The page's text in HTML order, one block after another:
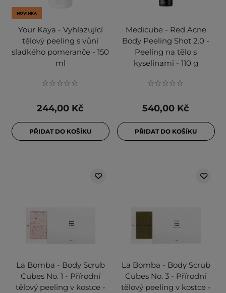
NOVINKA
Your Kaya - Vyhlazující
tělový peeling s vůní
sladkého pomeranče - 150
ml
244,00 Kč
PŘIDAT DO KOŠÍKU
Medicube - Red Acne
Body Peeling Shot 2.0 -
Peeling na tělo s
kyselinami - 110 g
540,00 Kč
PŘIDAT DO KOŠÍKU
La Bomba - Body Scrub
Cubes No. 1 - Přírodní
tělový peeling v kostce -
La Bomba - Body Scrub
Cubes No. 3 - Přírodní
tělový peeling v kostce -